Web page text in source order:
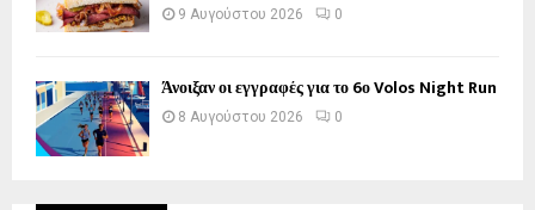
9 Αυγούστου 2026 0
Άνοιξαν οι εγγραφές για το 6ο Volos Night Run
8 Αυγούστου 2026 0